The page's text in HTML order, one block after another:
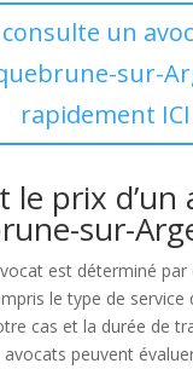
consulte un
sur-
rapidement ICI
le prix d’un
sur-
est déterminé
le type de service
cas et la durée de
peuvent